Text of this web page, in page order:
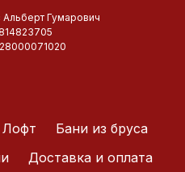
Гумарович
Лофт
Бани из бруса
Доставка и оплата